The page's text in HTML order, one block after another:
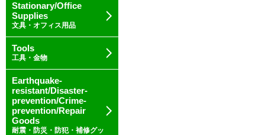
Stationary/Office
Supplies
文具・オフィス用品
Tools
工具・金物
Earthquake-
resistant/Disaster-
prevention/Crime-
prevention/Repair
Goods
耐震・防災・防犯・補修グッ